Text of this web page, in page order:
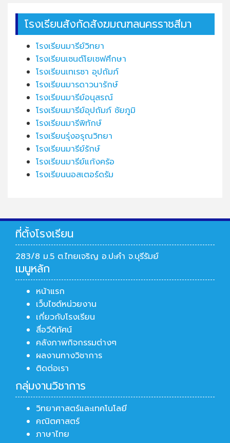
โรงเรียนสังกัดสังฆมณฑลนครราชสีมา
โรงเรียนมารีย์วิทยา
โรงเรียนเซนต์โยเซฟศึกษา
โรงเรียนเทเรซา อุปถัมภ์
โรงเรียนมารดาวนารักษ์
โรงเรียนมารีย์อนุสรณ์
โรงเรียนมารีย์อุปถัมภ์ ชัยภูมิ
โรงเรียนมารีพิทักษ์
โรงเรียนรุ่งอรุณวิทยา
โรงเรียนมารีย์รักษ์
โรงเรียนมารีย์แก้งคร้อ
โรงเรียนนอสเตอร์ดรัม
ที่ตั้งโรงเรียน
283/8 ม.5 ต.ไทยเจริญ อ.ปะคำ จ.บุรีรัมย์
เมนูหลัก
หน้าแรก
เว็บไซต์หน่วยงาน
เกี่ยวกับโรงเรียน
สื่อวีดิทัศน์
คลังภาพกิจกรรมต่างๆ
ผลงานทางวิชาการ
ติดต่อเรา
กลุ่มงานวิชาการ
วิทยาศาสตร์และเทคโนโลยี
คณิตศาสตร์
ภาษาไทย